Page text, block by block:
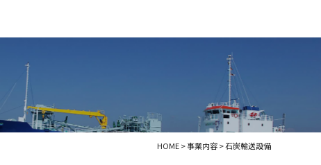
HOME>事業内容>石炭輸送設備